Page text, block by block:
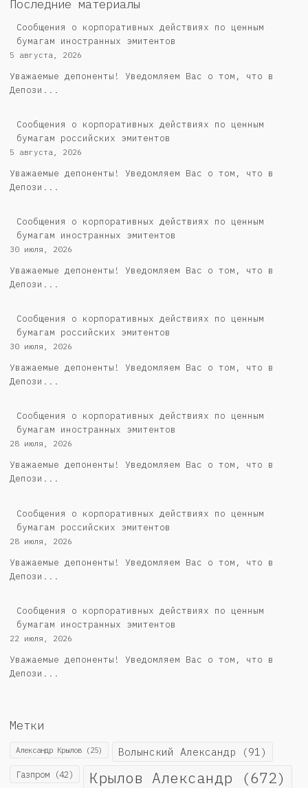
Последние материалы
Сообщения о корпоративных действиях по ценным
бумагам иностранных эмитентов
5 августа, 2026
Уважаемые депоненты! Уведомляем Вас о том, что в
Депози...
Cообщения о корпоративных действиях по ценным
бумагам российских эмитентов
5 августа, 2026
Уважаемые депоненты! Уведомляем Вас о том, что в
Депози...
Сообщения о корпоративных действиях по ценным
бумагам иностранных эмитентов
30 июля, 2026
Уважаемые депоненты! Уведомляем Вас о том, что в
Депози...
Cообщения о корпоративных действиях по ценным
бумагам российских эмитентов
30 июля, 2026
Уважаемые депоненты! Уведомляем Вас о том, что в
Депози...
Сообщения о корпоративных действиях по ценным
бумагам иностранных эмитентов
28 июля, 2026
Уважаемые депоненты! Уведомляем Вас о том, что в
Депози...
Cообщения о корпоративных действиях по ценным
бумагам российских эмитентов
28 июля, 2026
Уважаемые депоненты! Уведомляем Вас о том, что в
Депози...
Сообщения о корпоративных действиях по ценным
бумагам иностранных эмитентов
22 июля, 2026
Уважаемые депоненты! Уведомляем Вас о том, что в
Депози...
Метки
Александр Крылов (25) Волынский Александр (91)
Газпром (42) Крылов Александр (672)